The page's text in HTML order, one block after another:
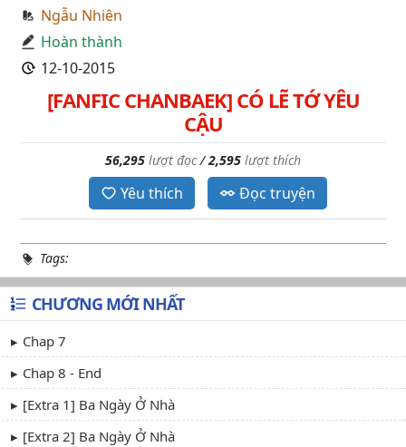
Ngẫu Nhiên
Hoàn thành
12-10-2015
[FANFIC CHANBAEK] CÓ LẼ TỚ YÊU
CẬU
56,295 lượt đọc/2,595 lượt thích
Yêu thích Đọc truyện
Tags:
CHƯƠNG MỚI NHẤT
Chap 7
Chap 8 - End
[Extra 1] Ba Ngày Ở Nhà
[Extra 2] Ba Ngày Ở Nhà